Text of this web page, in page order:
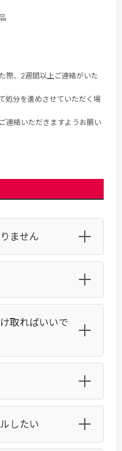
際、2週間以上ご連絡がいた
処分を進めさせていただく場
連絡いただきますようお願い
ません
取ればいいで
したい